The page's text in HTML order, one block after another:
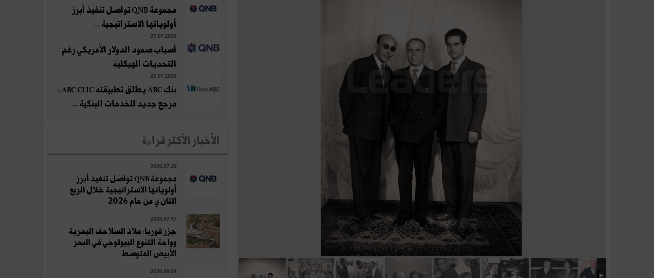
مجموعة QNB تواصل تنفيذ أبرز
أولوياتها الاستراتيجية ...
27.07.2026
أسباب صمود الدولار الأمريكي رغم
التحديات الهيكلية
22.07.2026
بنك ABC يطلق تطبيقته ABC CLIC :
مرجع جديد للخدمات البنكية ...
الأخبار الأكثر قراءة
2026.07.29
مجموعة QNB تواصل تنفيذ أبرز
أولوياتها الاستراتيجية خلال الربع
الثان ي من عام 2026
2026.07.17
جزر قوريا: ملاذ السلاحف البحرية
وواحة التنوع البيولوجي في البحر
الأبيض المتوسط
2026.08.04